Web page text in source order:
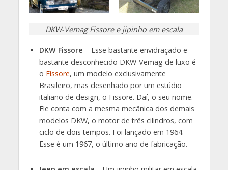
DKW-Vemag Fissore e jipinho em escala
DKW Fissore – Esse bastante envidraçado e
bastante desconhecido DKW-Vemag de luxo é
o Fissore, um modelo exclusivamente
Brasileiro, mas desenhado por um estúdio
italiano de design, o Fissore. Daí, o seu nome.
Ele conta com a mesma mecânica dos demais
modelos DKW, o motor de três cilindros, com
ciclo de dois tempos. Foi lançado em 1964.
Esse é um 1967, o último ano de fabricação.